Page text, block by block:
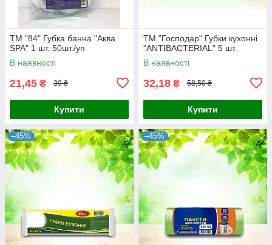
ТМ "84" Губка банна "Аква
SPA" 1 шт. 50шт./уп
В наявності
21,45 ₴ 39 ₴
Купити
ТМ "Господар" Губки кухонні
"ANTIBACTERIAL" 5 шт.
В наявності
32,18 ₴ 58,50 ₴
Купити
–45% –45%